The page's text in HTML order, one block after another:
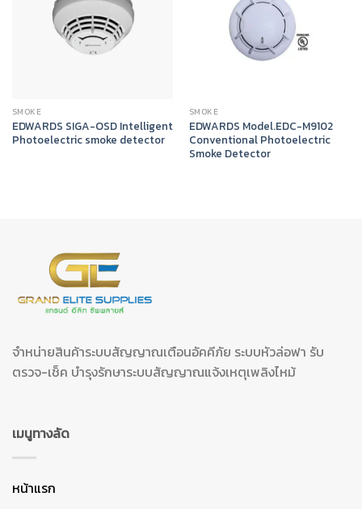
SMOKE
EDWARDS SIGA-OSD Intelligent
Photoelectric smoke detector
SMOKE
EDWARDS Model.EDC-M9102
Conventional Photoelectric
Smoke Detector
จำหน่ายสินค้าระบบสัญญาณเตือนอัคคีภัย ระบบหัวล่อฟา รับ
ตรวจ-เช็ค บำรุงรักษาระบบสัญญาณแจ้งเหตุเพลิงไหม้
เมนูทางลัด
หน้าแรก